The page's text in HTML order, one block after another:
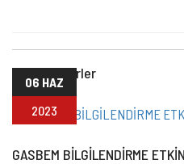
Diğer Haberler
06 HAZ
2023
GASBEM BİLGİLENDİRME